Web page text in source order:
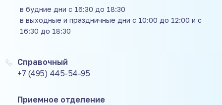
в будние дни с 16:30 до 18:30
в выходные и праздничные дни с 10:00 до 12:00 и с
16:30 до 18:30
Справочный
+7 (495) 445-54-95
Приемное отделение